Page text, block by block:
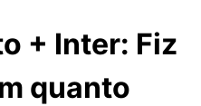
+ Inter: Fiz
quanto